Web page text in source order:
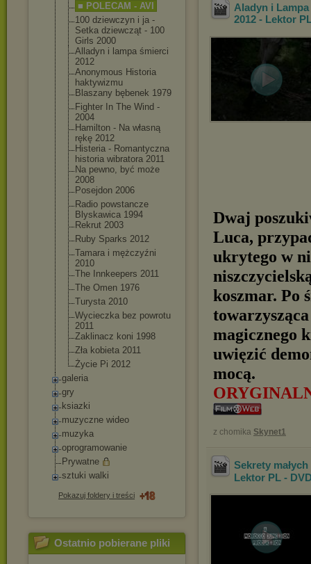
■ POLECAM - AVI
100 dziewczyn i ja -
Setka dziewcząt - 100
Girls 2000
Alladyn i lampa śmierci
2012
Anonymous Historia
haktywizmu
Blaszany bębenek 1979
Fighter In The Wind -
2004
Hamilton - Na własną
rękę 2012
Histeria - Romantyczna
historia wibratora 2011
Na pewno, być może
2008
Posejdon 2006
Radio powstancze
Blyskawica 1994
Rekrut 2003
Ruby Sparks 2012
Tamara i mężczyźni
2010
The Innkeepers 2011
The Omen 1976
Turysta 2010
Wycieczka bez powrotu
2011
Zaklinacz koni 1998
Zła kobieta 2011
Życie Pi 2012
galeria
gry
ksiazki
muzyczne wideo
muzyka
oprogramowanie
Prywatne
sztuki walki
Pokazuj foldery i treści
Ostatnio pobierane pliki
Aladyn i
2012 - Lektor
Dwaj
Luca,
ukrytego w
koszmar. Po
magicznego
uwięzić
mocą.
z chomika Skynet1
Sekrety
Lektor PL -